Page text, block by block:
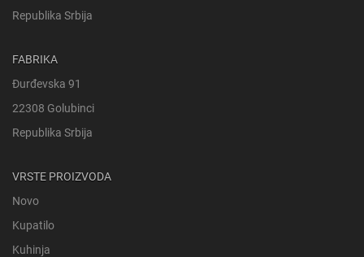
Republika Srbija
FABRIKA
Đurđevska 91
22308 Golubinci
Republika Srbija
VRSTE PROIZVODA
Novo
Kupatilo
Kuhinja